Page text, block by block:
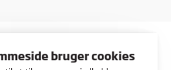
bruger cookies